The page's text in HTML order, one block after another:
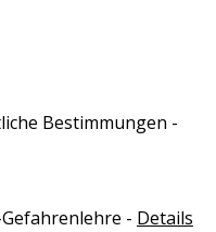
Bestimmungen -
- Details